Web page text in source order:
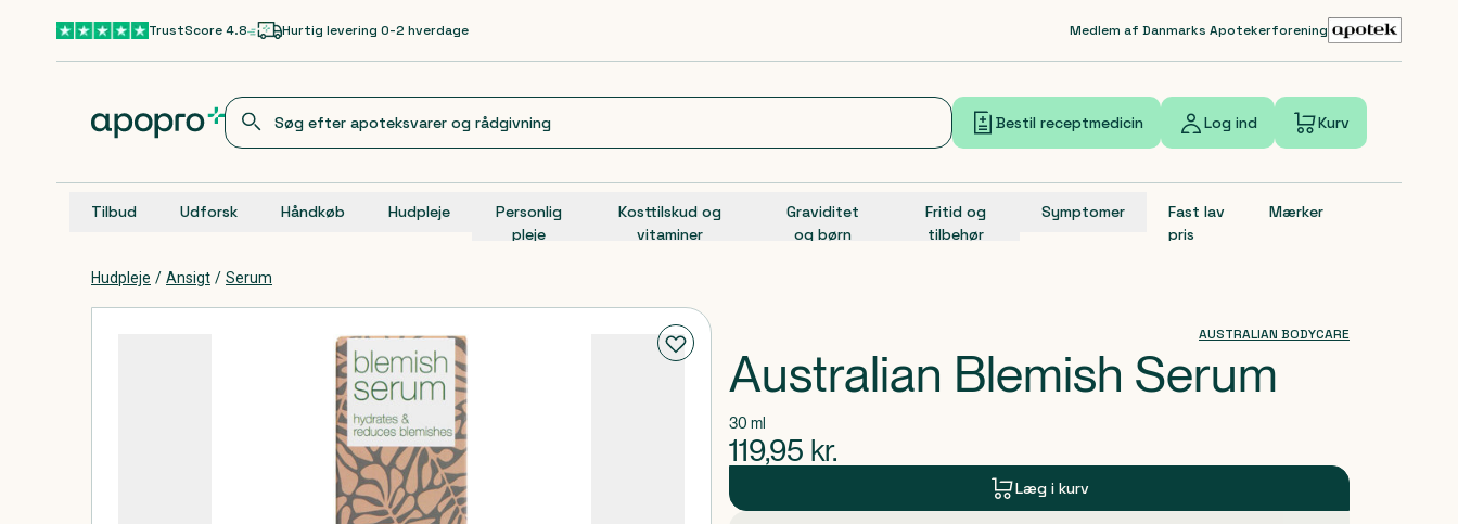
Gå til hovedindholdTrustScore 4.8 Hurtig levering 0-2 hverdage Medlem af Danmarks Apotekerforening
Bestil receptmedicin Log ind Kurv
Tilbud Udforsk Håndkøb Hudpleje
Personlig
pleje
Kosttilskud og
vitaminer
Graviditet
og børn
Fritid og
tilbehør
Symptomer
Fast lav
pris
Mærker
Hudpleje / Ansigt / Serum
AUSTRALIAN BODYCARE
Australian Blemish Serum
30 ml
119,95 kr.
Læg i kurv